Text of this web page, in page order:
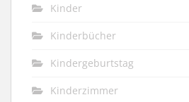
Kinder
Kinderbücher
Kindergeburtstag
Kinderzimmer